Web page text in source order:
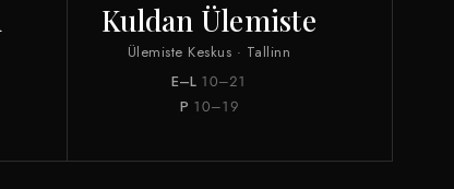
Kuldan Ülemiste
Ülemiste Keskus · Tallinn
E–L 10–21
P 10–19